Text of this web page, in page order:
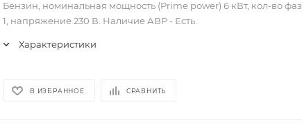
Бензин, номинальная мощность (Prime power) 6 кВт, кол-во фаз
1, напряжение 230 В. Наличие АВР - Есть.
Характеристики
В ИЗБРАННОЕ СРАВНИТЬ